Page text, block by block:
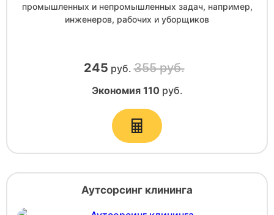
промышленных и непромышленных задач, например,
инженеров, рабочих и уборщиков
245 руб.355 руб.
Экономия 110руб.
Аутсорсинг клининга